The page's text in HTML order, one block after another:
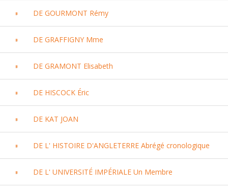
DE GOURMONT Rémy
DE GRAFFIGNY Mme
DE GRAMONT Elisabeth
DE HISCOCK Éric
DE KAT JOAN
DE L' HISTOIRE D'ANGLETERRE Abrégé cronologique
DE L' UNIVERSITÉ IMPÉRIALE Un Membre